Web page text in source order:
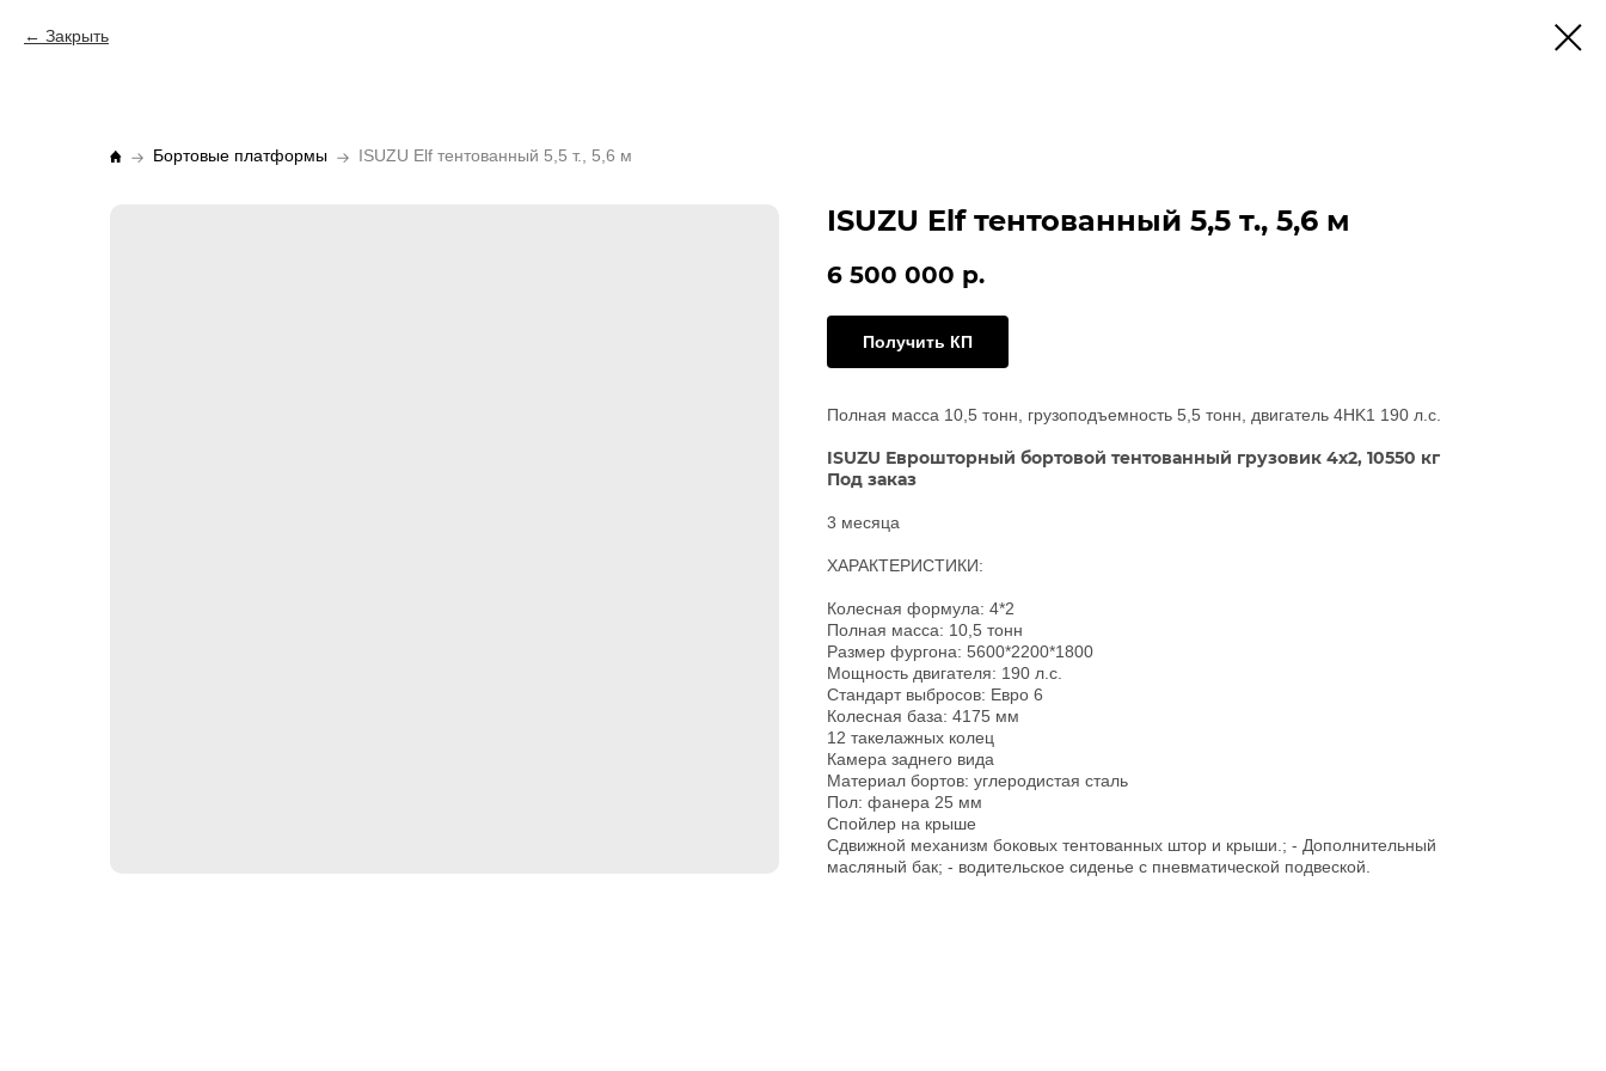
Закрыть
Бортовые платформы ISUZU Elf тентованный 5,5 т., 5,6 м
ISUZU Elf тентованный 5,5 т., 5,6 м
6 500 000 р.
Получить КП
Полная масса 10,5 тонн, грузоподъемность 5,5 тонн, двигатель 4HK1 190 л.с.
ISUZU Еврошторный бортовой тентованный грузовик 4х2, 10550 кг
Под заказ
3 месяца
ХАРАКТЕРИСТИКИ:
Колесная формула: 4*2
Полная масса: 10,5 тонн
Размер фургона: 5600*2200*1800
Мощность двигателя: 190 л.с.
Стандарт выбросов: Евро 6
Колесная база: 4175 мм
12 такелажных колец
Камера заднего вида
Материал бортов: углеродистая сталь
Пол: фанера 25 мм
Спойлер на крыше
Сдвижной механизм боковых тентованных штор и крыши.; - Дополнительный
масляный бак; - водительское сиденье с пневматической подвеской.